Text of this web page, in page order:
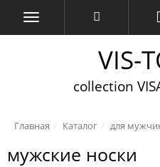
VIS-
collection
Главная Каталог для
мужские носки